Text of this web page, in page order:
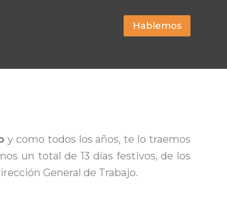
Hablemos
y como todos los años, te lo traemos
un total de 13 días festivos, de los
General de Trabajo.